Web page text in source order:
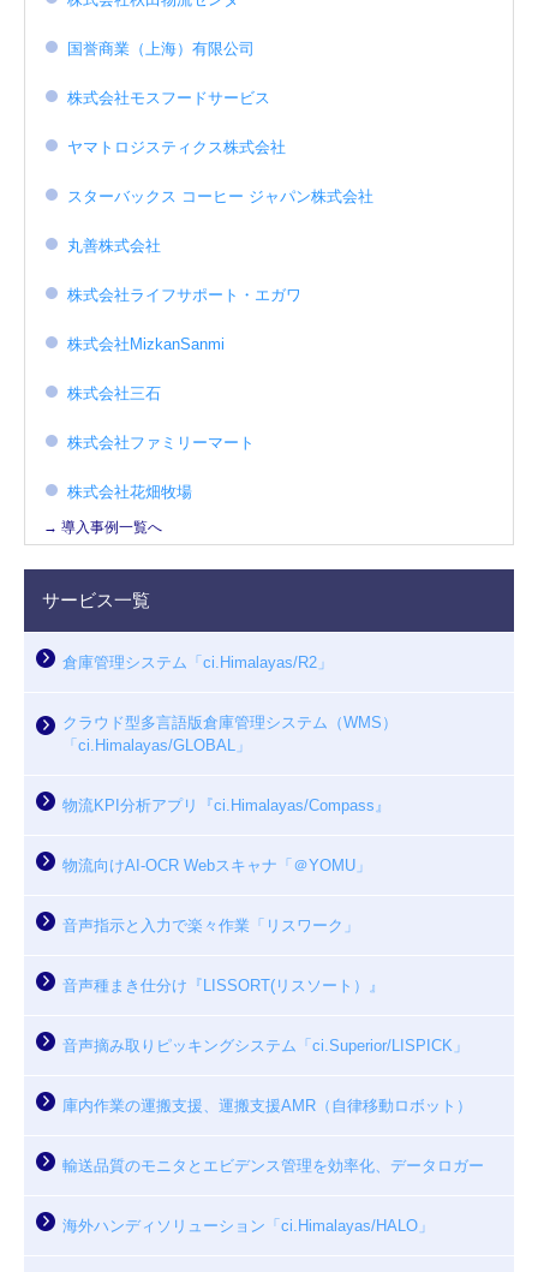
国誉商業（上海）有限公司
株式会社モスフードサービス
ヤマトロジスティクス株式会社
スターバックス コーヒー ジャパン株式会社
丸善株式会社
株式会社ライフサポート・エガワ
株式会社MizkanSanmi
株式会社三石
株式会社ファミリーマート
株式会社花畑牧場
→ 導入事例一覧へ
サービス一覧
倉庫管理システム「ci.Himalayas/R2」
クラウド型多言語版倉庫管理システム（WMS）
「ci.Himalayas/GLOBAL」
物流KPI分析アプリ『ci.Himalayas/Compass』
物流向けAI-OCR Webスキャナ「＠YOMU」
音声指示と入力で楽々作業「リスワーク」
音声種まき仕分け『LISSORT(リスソート）』
音声摘み取りピッキングシステム「ci.Superior/LISPICK」
庫内作業の運搬支援、運搬支援AMR（自律移動ロボット）
輸送品質のモニタとエビデンス管理を効率化、データロガー
海外ハンディソリューション「ci.Himalayas/HALO」